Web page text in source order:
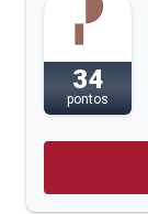
34
pontos